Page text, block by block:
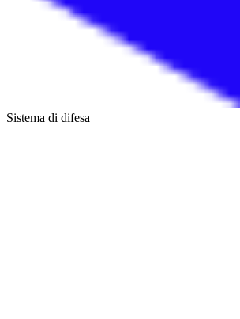
Sistema di difesa